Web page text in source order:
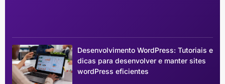
Desenvolvimento WordPress: Tutoriais e
dicas para desenvolver e manter sites
wordPress eficientes